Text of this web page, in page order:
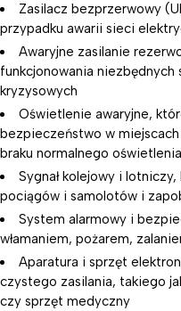
Zasilacz bezprzerwowy
przypadku awarii sieci
Awaryjne zasilanie
funkcjonowania niezbędnych
kryzysowych
Oświetlenie awaryjne,
bezpieczeństwo w
braku normalnego oświetlenia
Sygnał kolejowy i
pociągów i samolotów i
System alarmowy i
włamaniem, pożarem,
Aparatura i sprzęt
czystego zasilania, takiego
czy sprzęt medyczny